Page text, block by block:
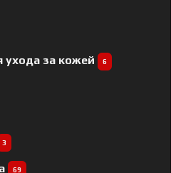
ухода за кожей 6
3
69